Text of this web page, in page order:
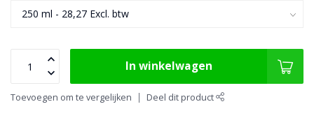
In winkelwagen
Toevoegen om te vergelijken Deel dit product